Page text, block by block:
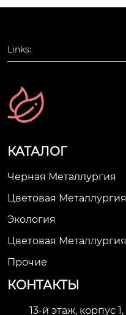
Links:
КАТАЛОГ
Черная Металлургия
Цветовая Металлургия
Экология
Цветовая Металлургия
Прочие
КОНТАКТЫ
13-й этаж, корпус